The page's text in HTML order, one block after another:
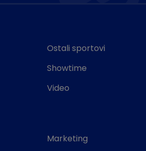
Ostali sportovi
Showtime
Video
Marketing